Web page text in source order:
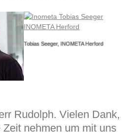
Tobias Seeger, INOMETA Herford
Rudolph. Vielen Dank,
nehmen um mit uns